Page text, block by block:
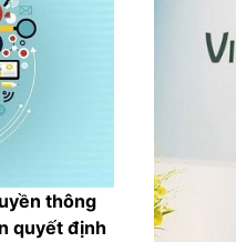
thông
quyết định